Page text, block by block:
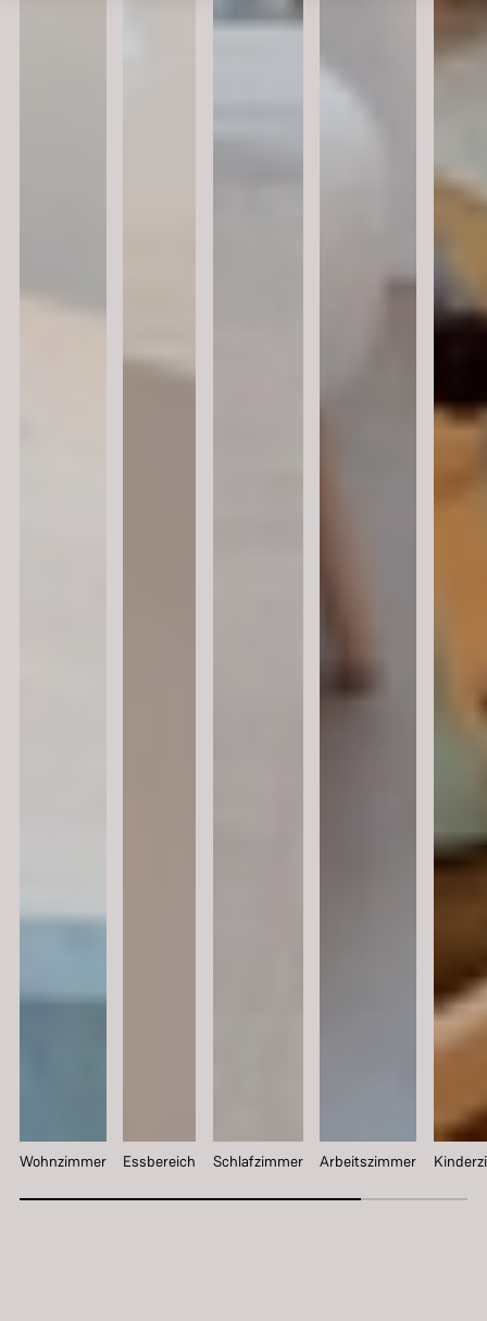
Wohnzimmer Essbereich Schlafzimmer Arbeitszimmer